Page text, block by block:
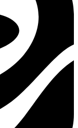
All In One